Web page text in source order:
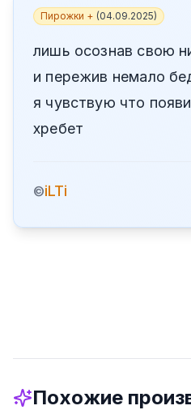
Пирожки + (04.09.2025)
лишь осознав свою
и пережив немало
я чувствую что
хребет
©iLTi
Похожие